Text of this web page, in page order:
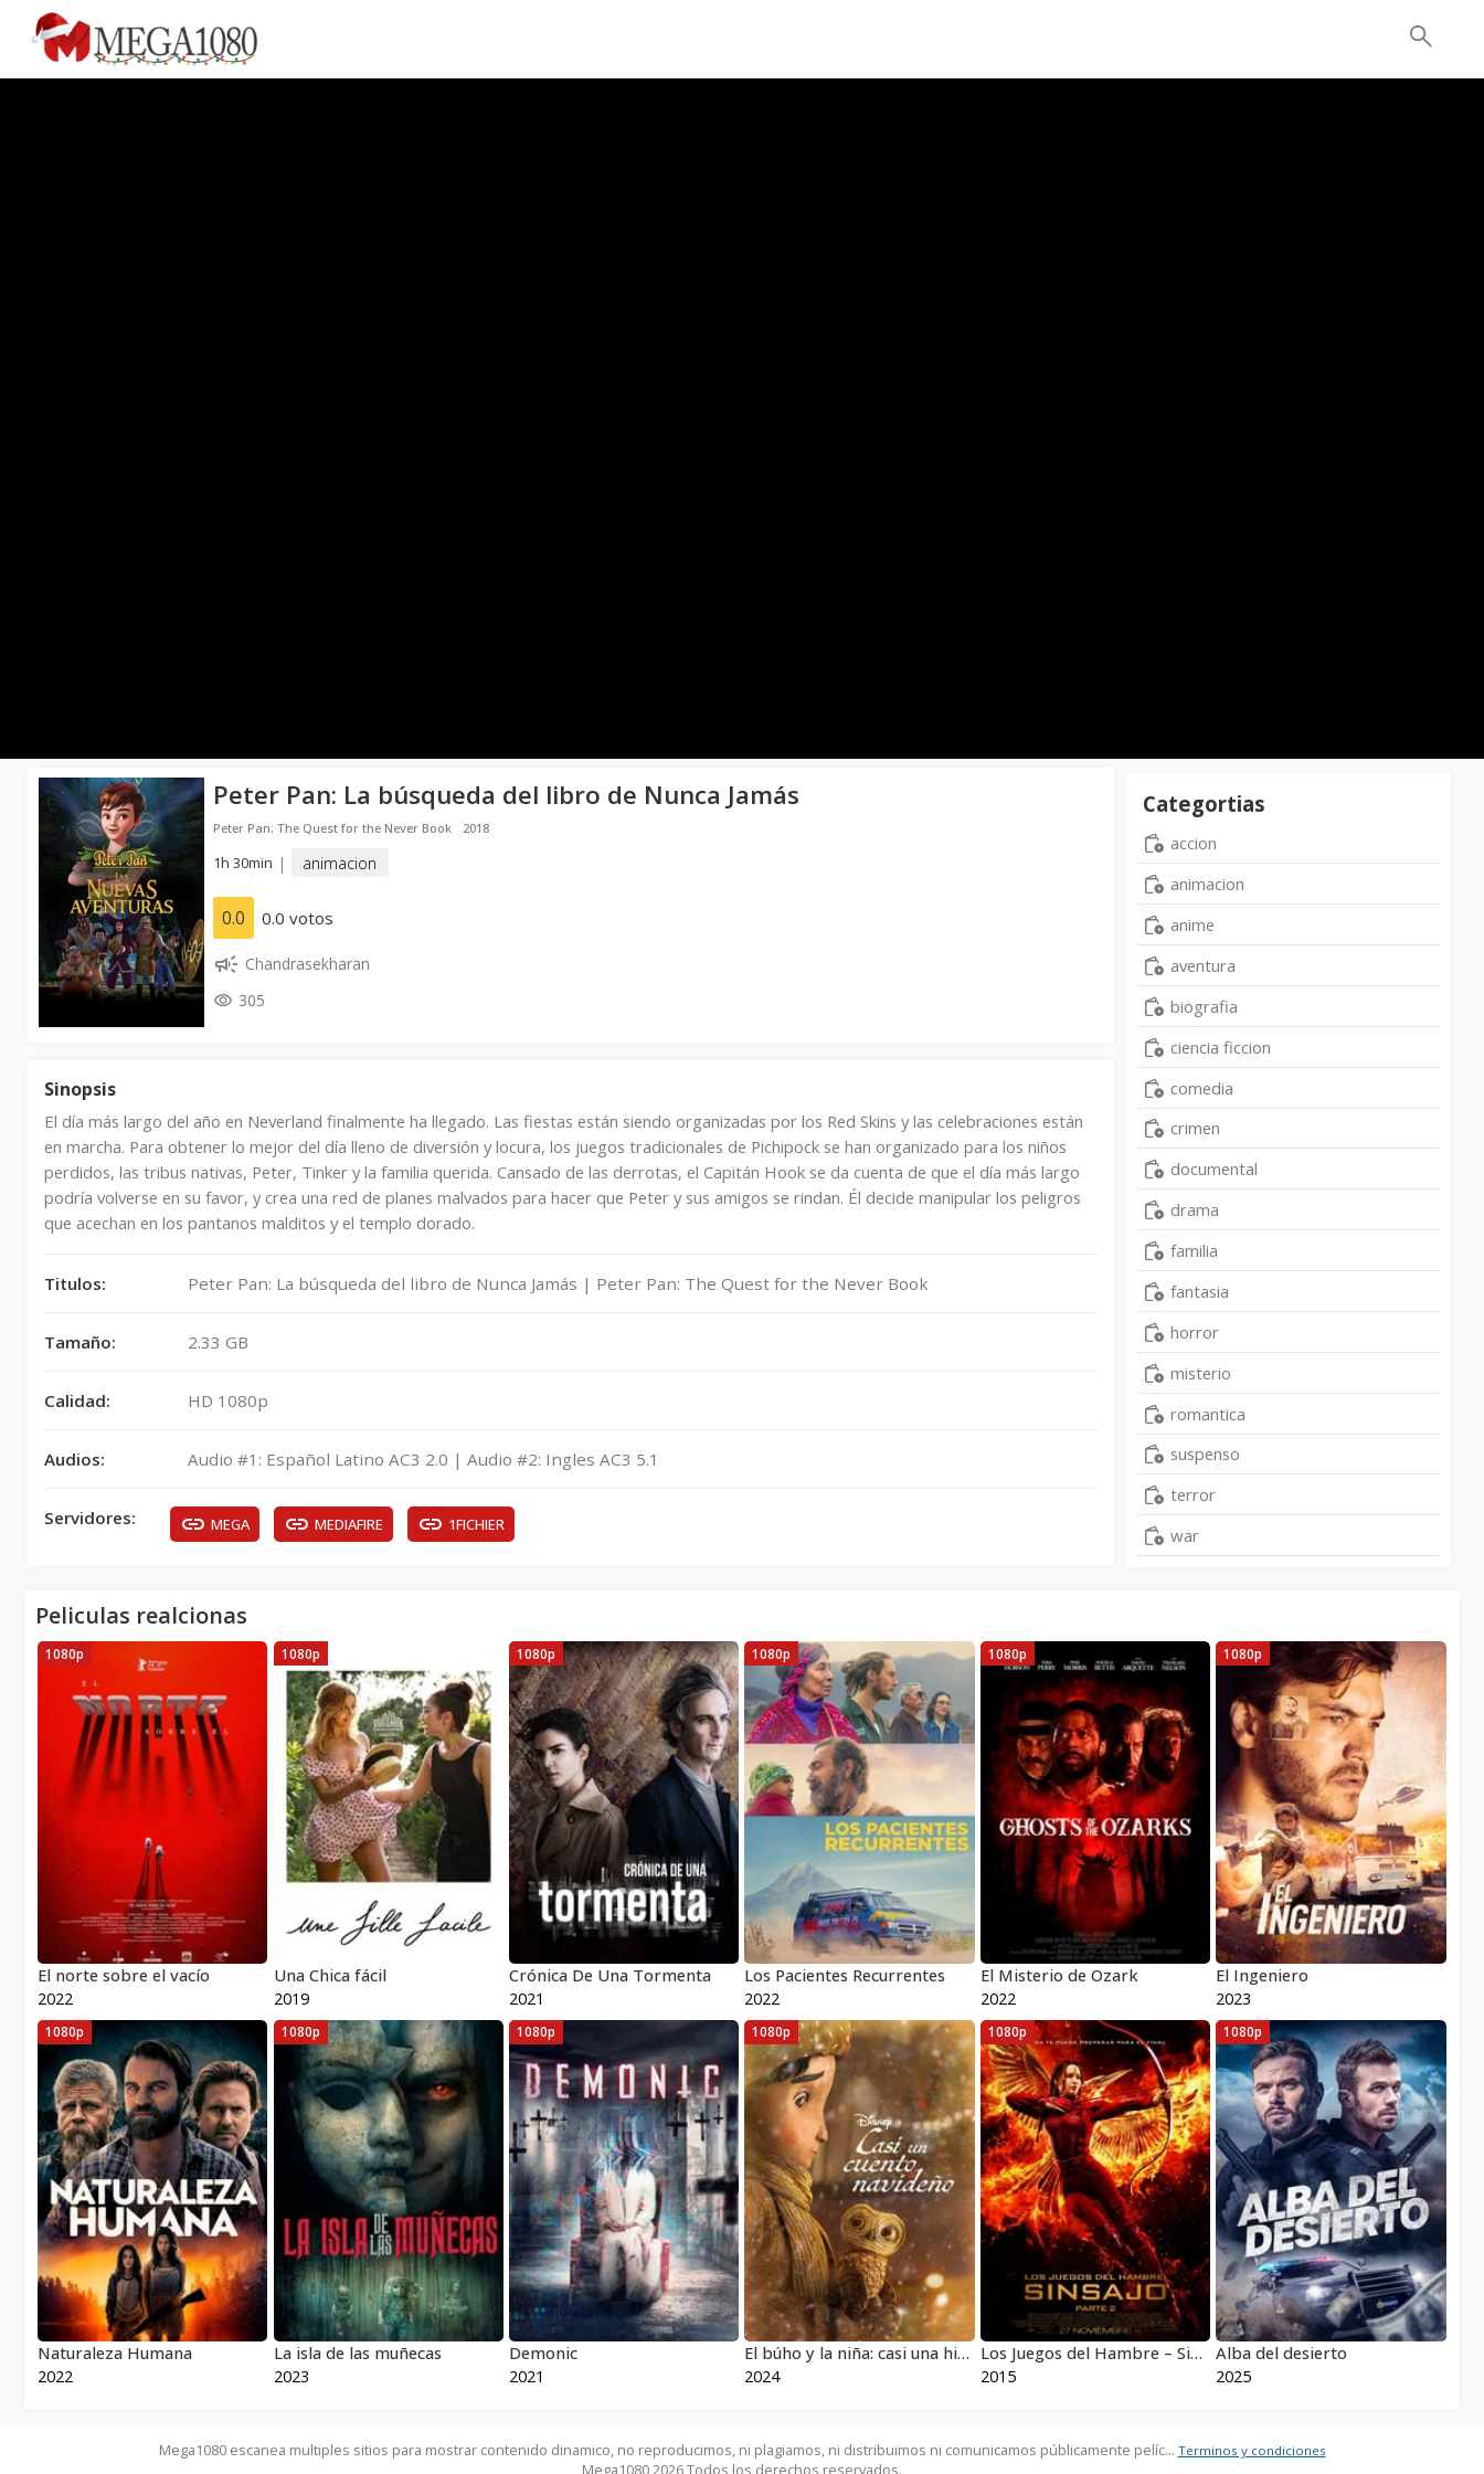
Peter Pan: La búsqueda del libro de Nunca Jamás
Peter Pan: The Quest for the Never Book 2018
1h 30min | animacion
0.0 0.0 votos
Chandrasekharan
305
Sinopsis
El día más largo del año en Neverland finalmente ha llegado. Las fiestas están siendo organizadas por los Red Skins y las celebraciones están
en marcha. Para obtener lo mejor del día lleno de diversión y locura, los juegos tradicionales de Pichipock se han organizado para los niños
perdidos, las tribus nativas, Peter, Tinker y la familia querida. Cansado de las derrotas, el Capitán Hook se da cuenta de que el día más largo
podría volverse en su favor, y crea una red de planes malvados para hacer que Peter y sus amigos se rindan. Él decide manipular los peligros
que acechan en los pantanos malditos y el templo dorado.
Titulos: Peter Pan: La búsqueda del libro de Nunca Jamás | Peter Pan: The Quest for the Never Book
Tamaño: 2.33 GB
Calidad: HD 1080p
Audios: Audio #1: Español Latino AC3 2.0 | Audio #2: Ingles AC3 5.1
Servidores: MEGA MEDIAFIRE 1FICHIER
Categortias
accion
animacion
anime
aventura
biografia
ciencia ficcion
comedia
crimen
documental
drama
familia
fantasia
horror
misterio
romantica
suspenso
terror
war
Peliculas realcionas
El norte sobre el vacío
2022
1080p
Una Chica fácil
2019
1080p
Crónica De Una Tormenta
2021
1080p
Los Pacientes Recurrentes
2022
1080p
El Misterio de Ozark
2022
1080p
El Ingeniero
2023
1080p
Naturaleza Humana
2022
1080p
La isla de las muñecas
2023
1080p
Demonic
2021
1080p
El búho y la niña: casi una historia navideña
2024
1080p
Los Juegos del Hambre – Sinsajo Parte 2 Pelicula Completa HD 1080 [MEGA] [LATINO]
2015
1080p
Alba del desierto
2025
1080p
Mega1080 escanea multiples sitios para mostrar contenido dinamico, no reproducimos, ni plagiamos, ni distribuimos ni comunicamos públicamente pelíc... Terminos y condiciones